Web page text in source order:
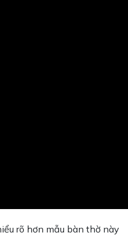
rõ hơn mẫu bàn thờ này